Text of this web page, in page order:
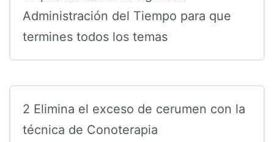
Administración del Tiempo para que
termines todos los temas
2 Elimina el exceso de cerumen con la
técnica de Conoterapia